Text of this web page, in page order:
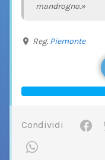
mandrogno.»
Reg. Piemonte
Condividi